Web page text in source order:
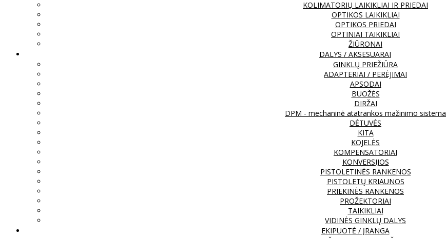
KOLIMATORIŲ LAIKIKLIAI IR PRIEDAI
OPTIKOS LAIKIKLIAI
OPTIKOS PRIEDAI
OPTINIAI TAIKIKLIAI
ŽIŪRONAI
DALYS / AKSESUARAI
GINKLŲ PRIEŽIŪRA
ADAPTERIAI / PERĖJIMAI
APSODAI
BUOŽĖS
DIRŽAI
DPM - mechaninė atatrankos mažinimo sistema
DĖTUVĖS
KITA
KOJELĖS
KOMPENSATORIAI
KONVERSIJOS
PISTOLETINĖS RANKENOS
PISTOLETŲ KRIAUNOS
PRIEKINĖS RANKENOS
PROŽEKTORIAI
TAIKIKLIAI
VIDINĖS GINKLŲ DALYS
EKIPUOTĖ / ĮRANGA